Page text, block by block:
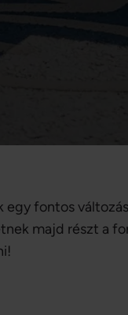
fontos
majd részt a